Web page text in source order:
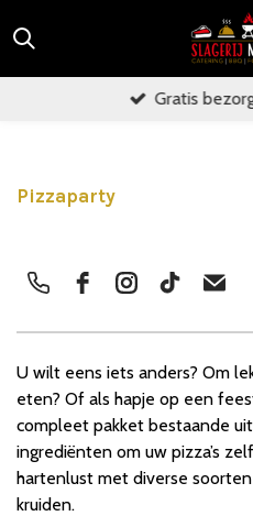
direct
naar
Gratis
Pizzaparty
U wilt eens iets anders? Om
eten? Of als hapje op een
compleet pakket bestaande
ingrediënten om uw pizza’s
hartenlust met diverse
kruiden.